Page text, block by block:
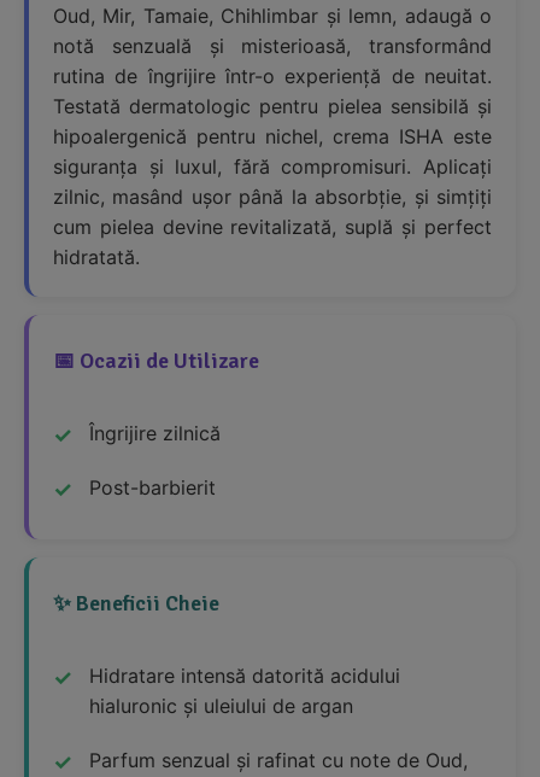
Oud, Mir, Tamaie, Chihlimbar și lemn, adaugă o
notă senzuală și misterioasă, transformând
rutina de îngrijire într-o experiență de neuitat.
Testată dermatologic pentru pielea sensibilă și
hipoalergenică pentru nichel, crema ISHA este
siguranța și luxul, fără compromisuri. Aplicați
zilnic, masând ușor până la absorbție, și simțiți
cum pielea devine revitalizată, suplă și perfect
hidratată.
📅 Ocazii de Utilizare
Îngrijire zilnică
Post-barbierit
✨ Beneficii Cheie
Hidratare intensă datorită acidului
hialuronic și uleiului de argan
Parfum senzual și rafinat cu note de Oud,